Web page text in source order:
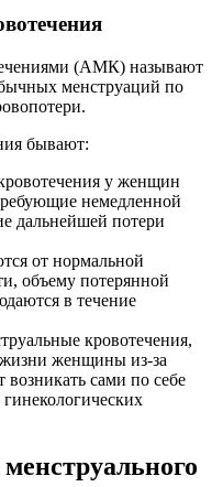
(АМК) называют
менструаций по
бывают:
у женщин
немедленной
дальнейшей потери
от нормальной
объему потерянной
в течение
кровотечения,
женщины из-за
сами по себе